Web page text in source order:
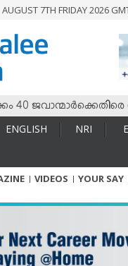
AUGUST 7TH FRIDAY 2026
ENGLISH NRI
VIDEOS YOUR SAY